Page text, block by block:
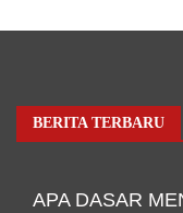
BERITA TERBARU
APA DASAR